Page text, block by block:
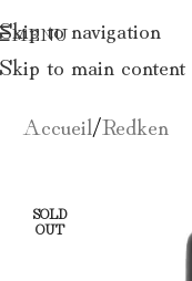
Skip to navigation
Skip to main content
MENU
Accueil/Redken
SOLD
OUT